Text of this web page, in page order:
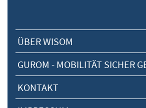
ÜBER WISOM
GUROM - MOBILITÄT SICHER
KONTAKT